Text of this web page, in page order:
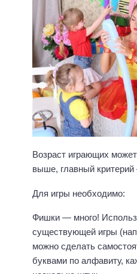
Возраст играющих
выше, главный критерий
Для игры необходимо:
Фишки — много!
существующей игры
можно сделать
буквами по алфавиту,